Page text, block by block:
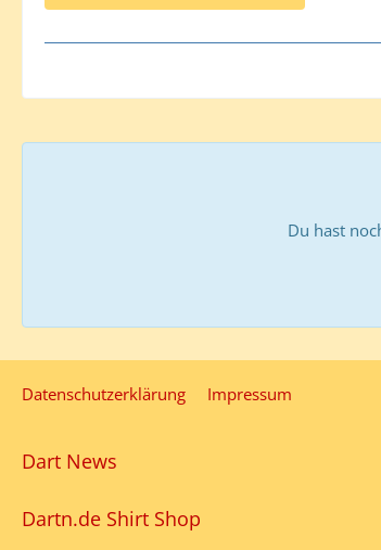
Du hast
Datenschutzerklärung Impressum
Dart News
Dartn.de Shirt Shop